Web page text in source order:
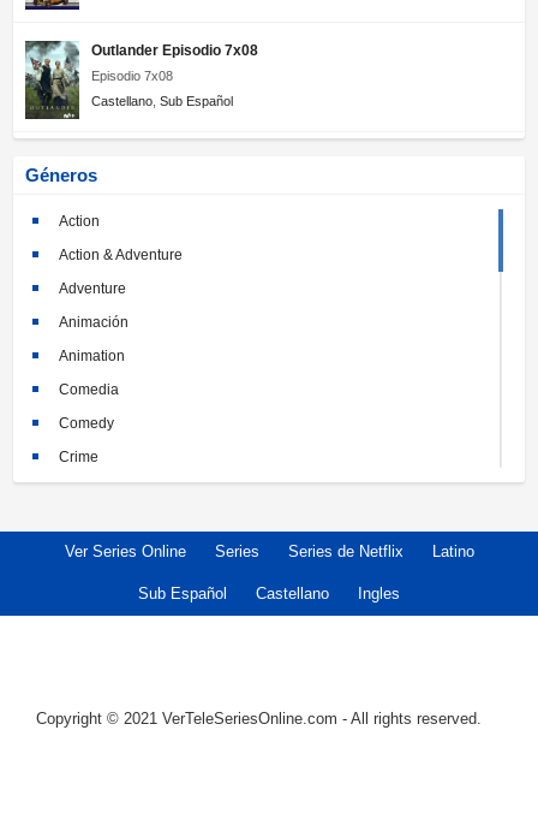
Outlander Episodio 7x08
Episodio 7x08
Castellano Sub Español
Géneros
Action
Action & Adventure
Adventure
Animación
Animation
Comedia
Comedy
Crime
Documentary
Historia
Ver Series Online Series Series de Netflix Latino
Sub Español Castellano Ingles
Copyright © 2021 VerTeleSeriesOnline.com - All rights reserved.